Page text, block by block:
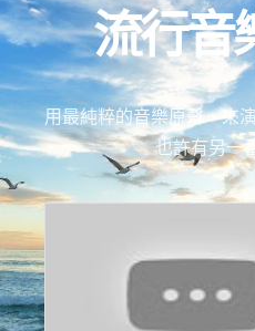
流行音
用最純粹的音樂原聲，來
也許有另一